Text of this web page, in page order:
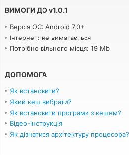
ВИМОГИ ДОv1.0.1
Версія ОС: Android 7.0+
Інтернет: не вимагається
Потрібно вільного місця: 19 Mb
ДОПОМОГА
Як встановити?
Який кеш вибрати?
Як встановити програми з кешем?
Відео-інструкція
Як дізнатися архітектуру процесора?